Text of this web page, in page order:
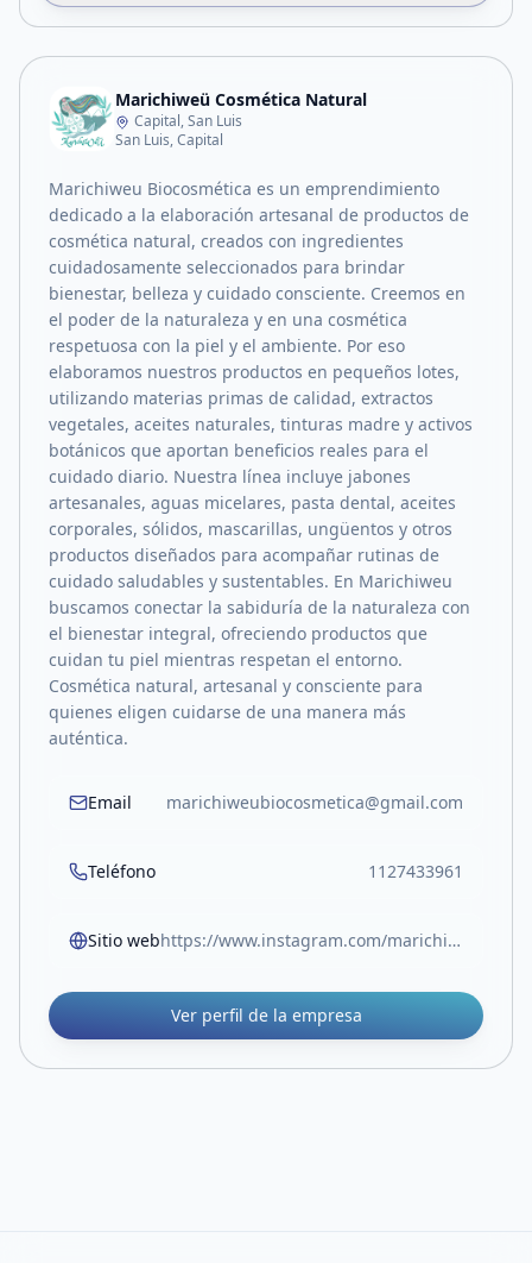
Marichiweü Cosmética Natural
Capital, San Luis
San Luis, Capital
Marichiweu Biocosmética es un emprendimiento
dedicado a la elaboración artesanal de productos de
cosmética natural, creados con ingredientes
cuidadosamente seleccionados para brindar
bienestar, belleza y cuidado consciente. Creemos en
el poder de la naturaleza y en una cosmética
respetuosa con la piel y el ambiente. Por eso
elaboramos nuestros productos en pequeños lotes,
utilizando materias primas de calidad, extractos
vegetales, aceites naturales, tinturas madre y activos
botánicos que aportan beneficios reales para el
cuidado diario. Nuestra línea incluye jabones
artesanales, aguas micelares, pasta dental, aceites
corporales, sólidos, mascarillas, ungüentos y otros
productos diseñados para acompañar rutinas de
cuidado saludables y sustentables. En Marichiweu
buscamos conectar la sabiduría de la naturaleza con
el bienestar integral, ofreciendo productos que
cuidan tu piel mientras respetan el entorno.
Cosmética natural, artesanal y consciente para
quienes eligen cuidarse de una manera más
auténtica.
Email marichiweubiocosmetica@gmail.com
Teléfono 1127433961
Sitio web https://www.instagram.com/marichiweu_._/
Ver perfil de la empresa